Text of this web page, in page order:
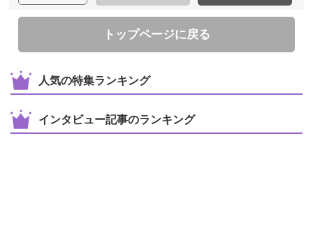
トップページに戻る
人気の特集ランキング
インタビュー記事のランキング